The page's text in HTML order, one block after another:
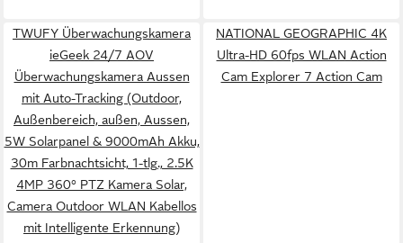
TWUFY Überwachungskamera
ieGeek 24/7 AOV
Überwachungskamera Aussen
mit Auto-Tracking (Outdoor,
Außenbereich, außen, Aussen,
5W Solarpanel & 9000mAh Akku,
30m Farbnachtsicht, 1-tlg., 2.5K
4MP 360° PTZ Kamera Solar,
Camera Outdoor WLAN Kabellos
mit Intelligente Erkennung)
NATIONAL GEOGRAPHIC 4K
Ultra-HD 60fps WLAN Action
Cam Explorer 7 Action Cam